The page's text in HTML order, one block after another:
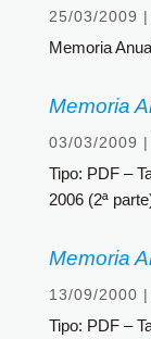
25/03/2009 |
Memoria
Memoria
03/03/2009 |
Tipo: PDF –
2006 (2ª
Memoria
13/09/2000 |
Tipo: PDF –